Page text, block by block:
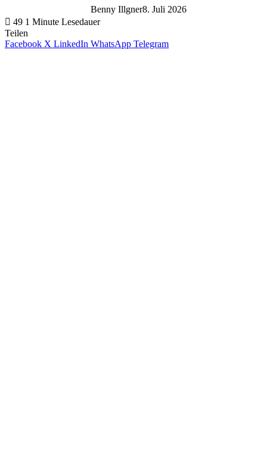
Benny Illgner8. Juli 2026
49 1 Minute Lesedauer
Teilen
Facebook X LinkedIn WhatsApp Telegram